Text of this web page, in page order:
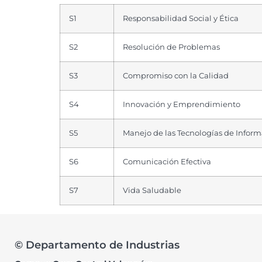
S1 Responsabilidad Social y Ética
S2 Resolución de Problemas
S3 Compromiso con la Calidad
S4 Innovación y Emprendimiento
S5 Manejo de las Tecnologías de
S6 Comunicación Efectiva
S7 Vida Saludable
© Departamento de Industrias